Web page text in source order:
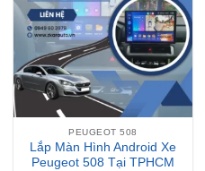
PEUGEOT 508
Lắp Màn Hình Android Xe
Peugeot 508 Tại TPHCM